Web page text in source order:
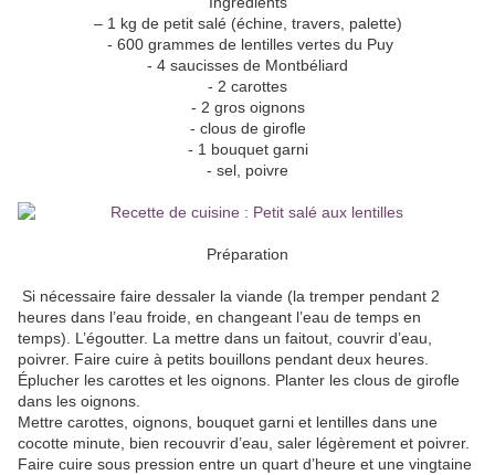
– 1 kg de petit salé (échine, travers, palette)
- 600 grammes de lentilles vertes du Puy
- 4 saucisses de Montbéliard
- 2 carottes
- 2 gros oignons
- clous de girofle
- 1 bouquet garni
- sel, poivre
Préparation
Si nécessaire faire dessaler la viande (la tremper pendant 2
heures dans l’eau froide, en changeant l’eau de temps en
temps). L’égoutter. La mettre dans un faitout, couvrir d’eau,
poivrer. Faire cuire à petits bouillons pendant deux heures.
Éplucher les carottes et les oignons. Planter les clous de girofle
dans les oignons.
Mettre carottes, oignons, bouquet garni et lentilles dans une
cocotte minute, bien recouvrir d’eau, saler légèrement et poivrer.
Faire cuire sous pression entre un quart d’heure et une vingtaine